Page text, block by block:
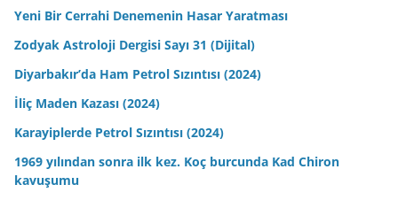
Yeni Bir Cerrahi Denemenin Hasar Yaratması
Zodyak Astroloji Dergisi Sayı 31 (Dijital)
Diyarbakır’da Ham Petrol Sızıntısı (2024)
İliç Maden Kazası (2024)
Karayiplerde Petrol Sızıntısı (2024)
1969 yılından sonra ilk kez. Koç burcunda Kad Chiron
kavuşumu